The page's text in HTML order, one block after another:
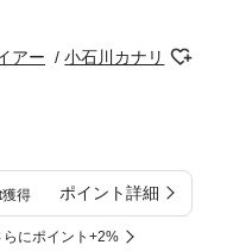
アー 小石川カナリ
獲得 ポイント詳細
にポイント+2%